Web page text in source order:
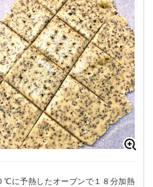
℃に予熱したオーブンで１８分加熱